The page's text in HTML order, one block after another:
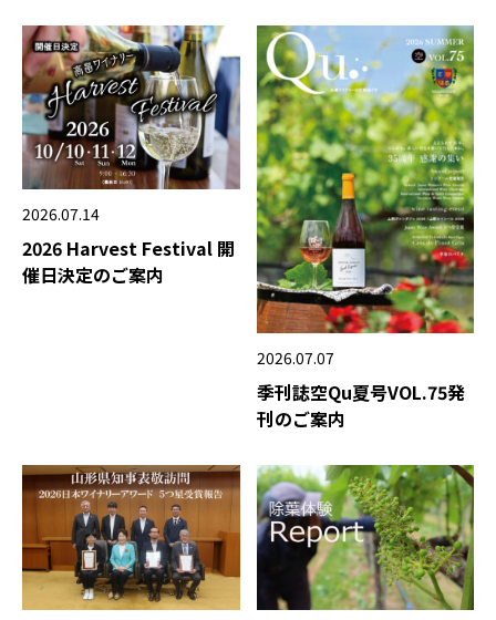
2026.07.14
2026 Harvest Festival 開
催日決定のご案内
2026.07.07
季刊誌空Qu夏号VOL.75発
刊のご案内